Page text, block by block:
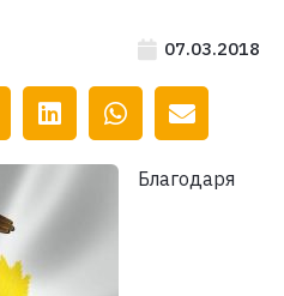
07.03.2018
Благодаря